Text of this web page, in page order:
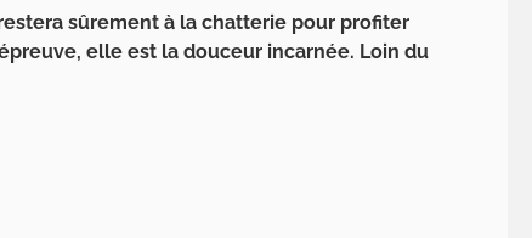
sûrement à la chatterie pour profiter
elle est la douceur incarnée. Loin du